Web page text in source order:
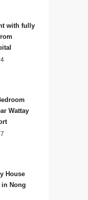
with fully
4
Wattay
7
House
Nong